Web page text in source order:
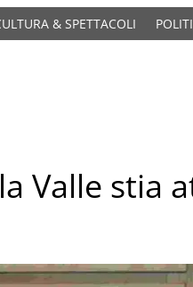
& SPETTACOLI
Valle stia